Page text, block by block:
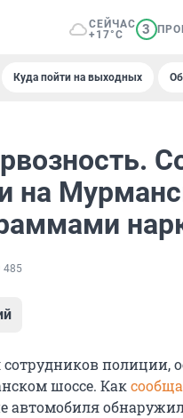
СЕЙЧАС
+17°C
3
Куда пойти на выходных
на
485
полиции,
шоссе. Как
автомобиля